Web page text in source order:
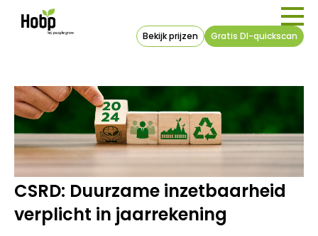
Bekijk prijzen Gratis DI-quickscan
CSRD: Duurzame inzetbaarheid
verplicht in jaarrekening